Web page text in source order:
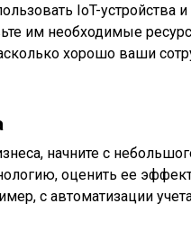
IoT-устройства
им необходимые
хорошо ваши
начните с
оценить ее
с автоматизации